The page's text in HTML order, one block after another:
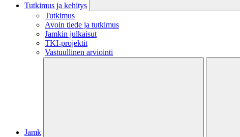
Tutkimus ja kehitys
Tutkimus
Avoin tiede ja tutkimus
Jamkin julkaisut
TKI-projektit
Vastuullinen arviointi
Jamk